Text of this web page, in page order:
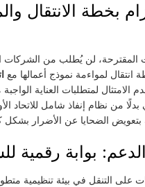
بخطة الانتقال
المقترحة، لن يُطلب من الشركات
انتقال لمواءمة نموذج أعمالها مع
الامتثال لمتطلبات العناية
من نظام إنفاذ شامل للاتحاد
الضحايا عن الأضرار بشكل
بوابة رقمية
على التنقل في بيئة تنظيمية